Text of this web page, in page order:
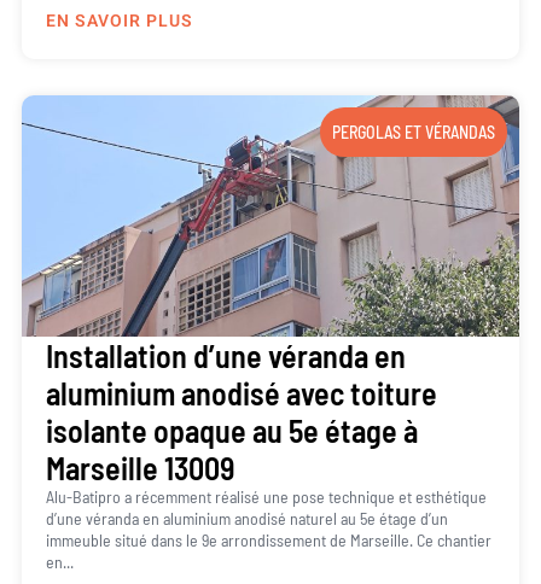
EN SAVOIR PLUS
PERGOLAS ET VÉRANDAS
Installation d’une véranda en
aluminium anodisé avec toiture
isolante opaque au 5e étage à
Marseille 13009
Alu-Batipro a récemment réalisé une pose technique et esthétique
d’une véranda en aluminium anodisé naturel au 5e étage d’un
immeuble situé dans le 9e arrondissement de Marseille. Ce chantier
en...